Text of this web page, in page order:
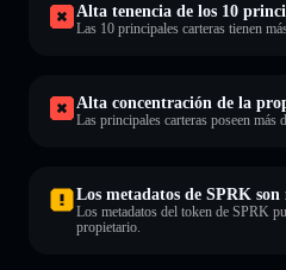
Alta tenencia de los 10
Las 10 principales carteras tienen
Alta concentración de la
Las principales carteras poseen más
Los metadatos de SPRK
Los metadatos del token de SPRK
propietario.